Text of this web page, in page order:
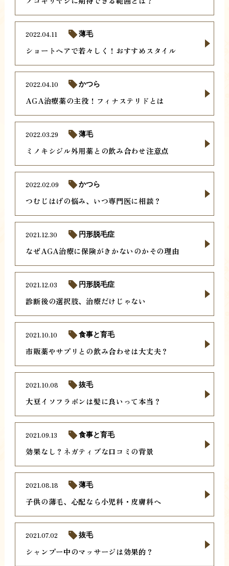
ショートヘアで若々しく！おすすめスタイル
2022.04.11 薄毛
AGA治療薬の主役！フィナステリドとは
2022.04.10 かつら
ミノキシジル外用薬との飲み合わせ注意点
2022.03.29 薄毛
つむじはげの悩み、いつ専門医に相談？
2022.02.09 かつら
なぜAGA治療に保険がきかないのかその理由
2021.12.30 円形脱毛症
診断後の選択肢、治療だけじゃない
2021.12.03 円形脱毛症
市販薬やサプリとの飲み合わせは大丈夫？
2021.10.10 食事と育毛
大豆イソフラボンは髪に良いって本当？
2021.10.08 抜毛
効果なし？ネガティブな口コミの背景
2021.09.13 食事と育毛
子供の薄毛、心配なら小児科・皮膚科へ
2021.08.18 薄毛
シャンプー中のマッサージは効果的？
2021.07.02 抜毛